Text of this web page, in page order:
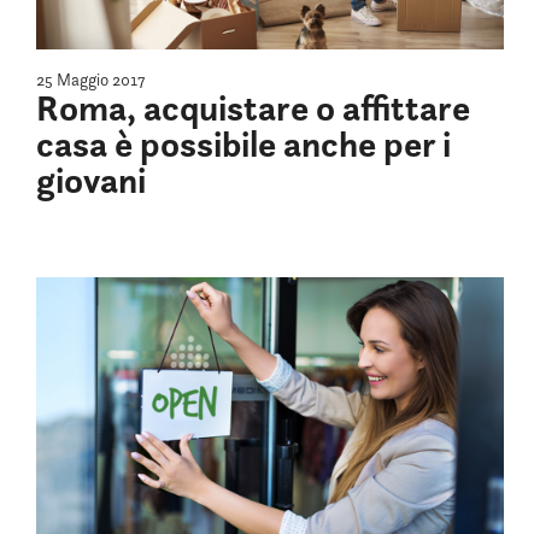
25 Maggio 2017
Roma, acquistare o affittare
casa è possibile anche per i
giovani